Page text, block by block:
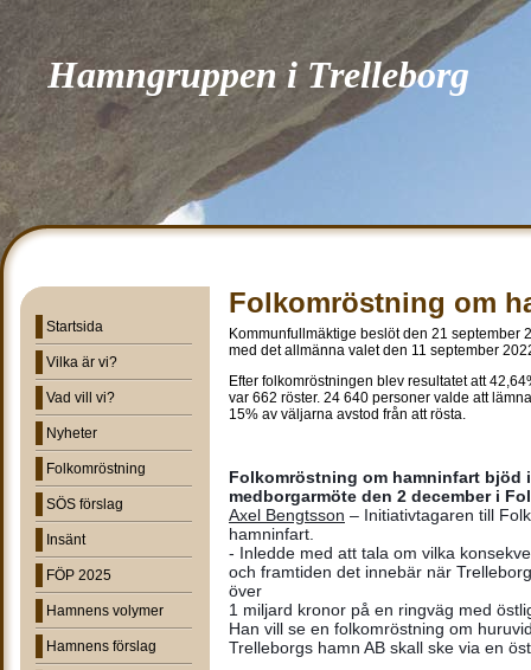
Hamngruppen i Trelleborg
Startsida
Vilka är vi?
Vad vill vi?
Nyheter
Folkomröstning
SÖS förslag
Insänt
FÖP 2025
Hamnens volymer
Hamnens förslag
Folkomröstning om
Kommunfullmäktige beslöt den 21
med det allmänna valet den 11 september
Efter folkomröstningen blev resultatet att
var 662 röster. 24 640 personer valde att
15% av väljarna avstod från att rösta.
Folkomröstning om hamninfart bjöd
medborgarmöte den 2 december i
Axel Bengtsson – Initiativtagaren till
hamninfart.
- Inledde med att tala om vilka
och framtiden det innebär när
över
1 miljard kronor på en ringväg med
Han vill se en folkomröstning om
Trelleborgs hamn AB skall ske via en